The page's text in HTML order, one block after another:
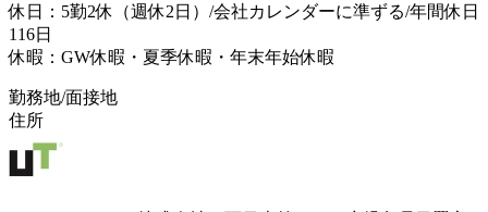
休日：5勤2休（週休2日）/会社カレンダーに準ずる/年間休日
116日
休暇：GW休暇・夏季休暇・年末年始休暇
勤務地/面接地
住所